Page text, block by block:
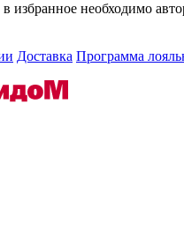
избранное необходимо
Доставка Программа